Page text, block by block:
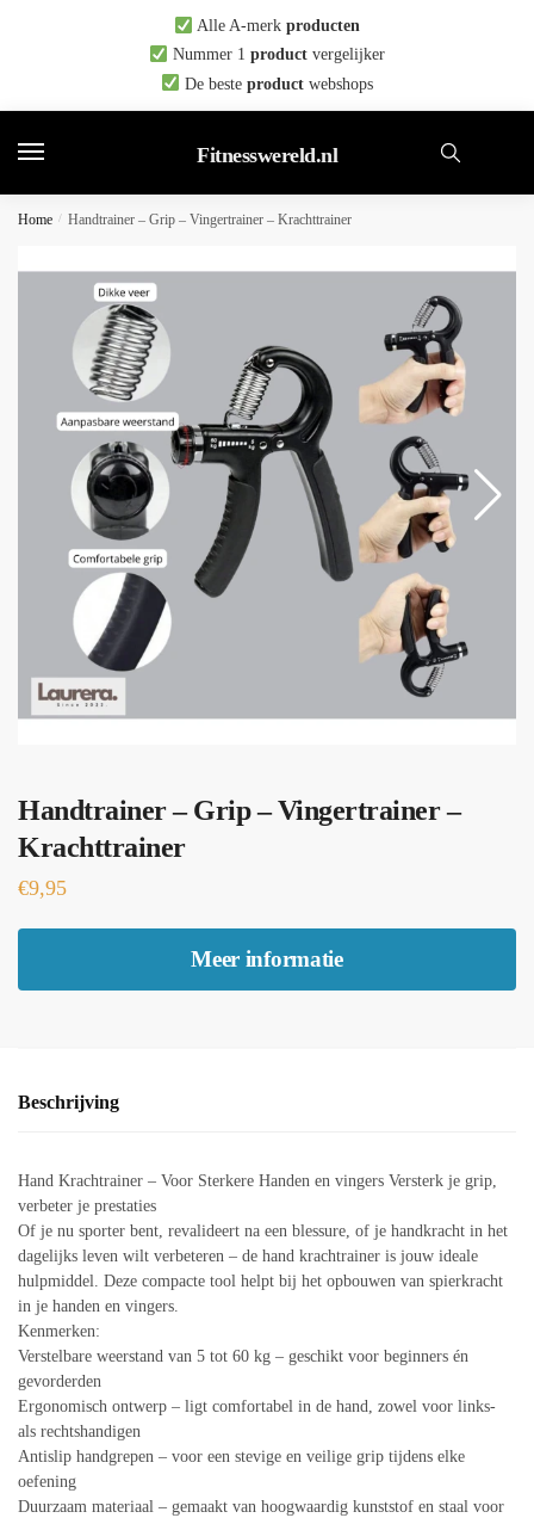
Alle A-merk producten
Nummer 1 productvergelijker
De beste productwebshops
Fitnesswereld.nl
Home / Handtrainer – Grip – Vingertrainer – Krachttrainer
Handtrainer – Grip – Vingertrainer –
Krachttrainer
€9,95
Meer informatie
Beschrijving
Hand Krachtrainer – Voor Sterkere Handen en vingers Versterk je grip,
verbeter je prestaties
Of je nu sporter bent, revalideert na een blessure, of je handkracht in het
dagelijks leven wilt verbeteren – de hand krachtrainer is jouw ideale
hulpmiddel. Deze compacte tool helpt bij het opbouwen van spierkracht
in je handen en vingers.
Kenmerken:
Verstelbare weerstand van 5 tot 60 kg – geschikt voor beginners én
gevorderden
Ergonomisch ontwerp – ligt comfortabel in de hand, zowel voor links-
als rechtshandigen
Antislip handgrepen – voor een stevige en veilige grip tijdens elke
oefening
Duurzaam materiaal – gemaakt van hoogwaardig kunststof en staal voor